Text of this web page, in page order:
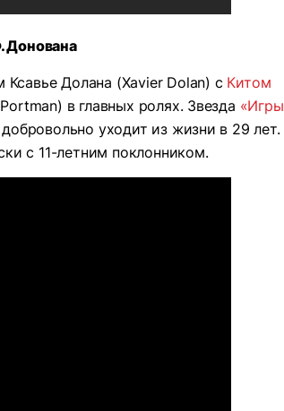
Донована
Долана (Xavier Dolan) с Китом
в главных ролях. Звезда «Игры
уходит из жизни в 29 лет.
с 11-летним поклонником.